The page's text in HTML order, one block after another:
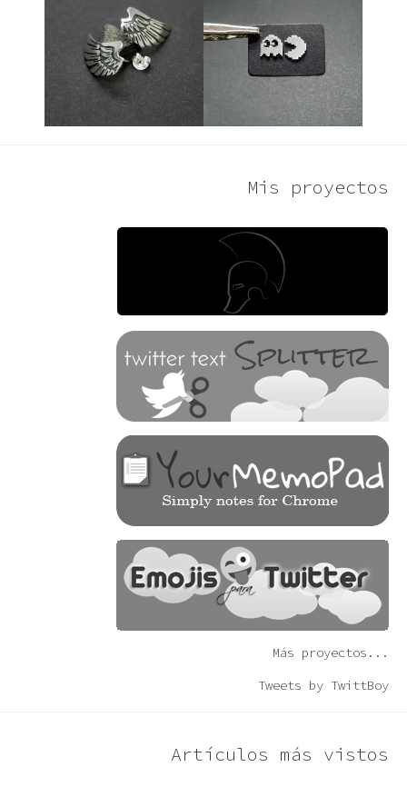
Mis proyectos
Más proyectos...
Tweets by TwittBoy
Artículos más vistos